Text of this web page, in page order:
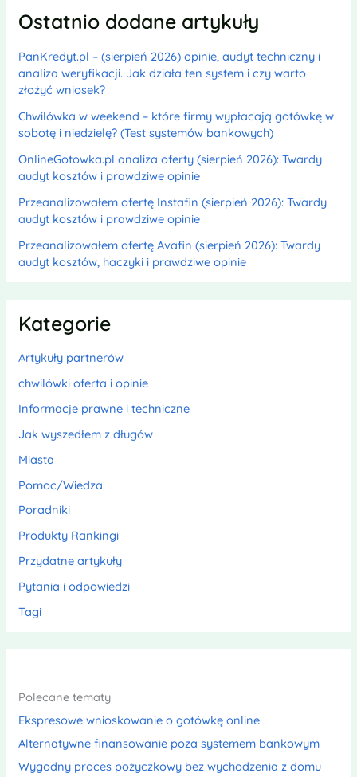
Ostatnio dodane artykuły
PanKredyt.pl – (sierpień 2026) opinie, audyt techniczny i
analiza weryfikacji. Jak działa ten system i czy warto
złożyć wniosek?
Chwilówka w weekend – które firmy wypłacają gotówkę w
sobotę i niedzielę? (Test systemów bankowych)
OnlineGotowka.pl analiza oferty (sierpień 2026): Twardy
audyt kosztów i prawdziwe opinie
Przeanalizowałem ofertę Instafin (sierpień 2026): Twardy
audyt kosztów i prawdziwe opinie
Przeanalizowałem ofertę Avafin (sierpień 2026): Twardy
audyt kosztów, haczyki i prawdziwe opinie
Kategorie
Artykuły partnerów
chwilówki oferta i opinie
Informacje prawne i techniczne
Jak wyszedłem z długów
Miasta
Pomoc/Wiedza
Poradniki
Produkty Rankingi
Przydatne artykuły
Pytania i odpowiedzi
Tagi
Polecane tematy
Ekspresowe wnioskowanie o gotówkę online
Alternatywne finansowanie poza systemem bankowym
Wygodny proces pożyczkowy bez wychodzenia z domu